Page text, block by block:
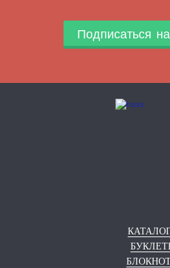
Подписаться